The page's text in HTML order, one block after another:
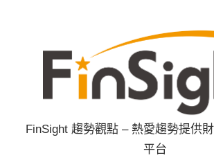
content
FinSight
FinSight 趨勢觀點 – 熱愛趨勢提供
平台